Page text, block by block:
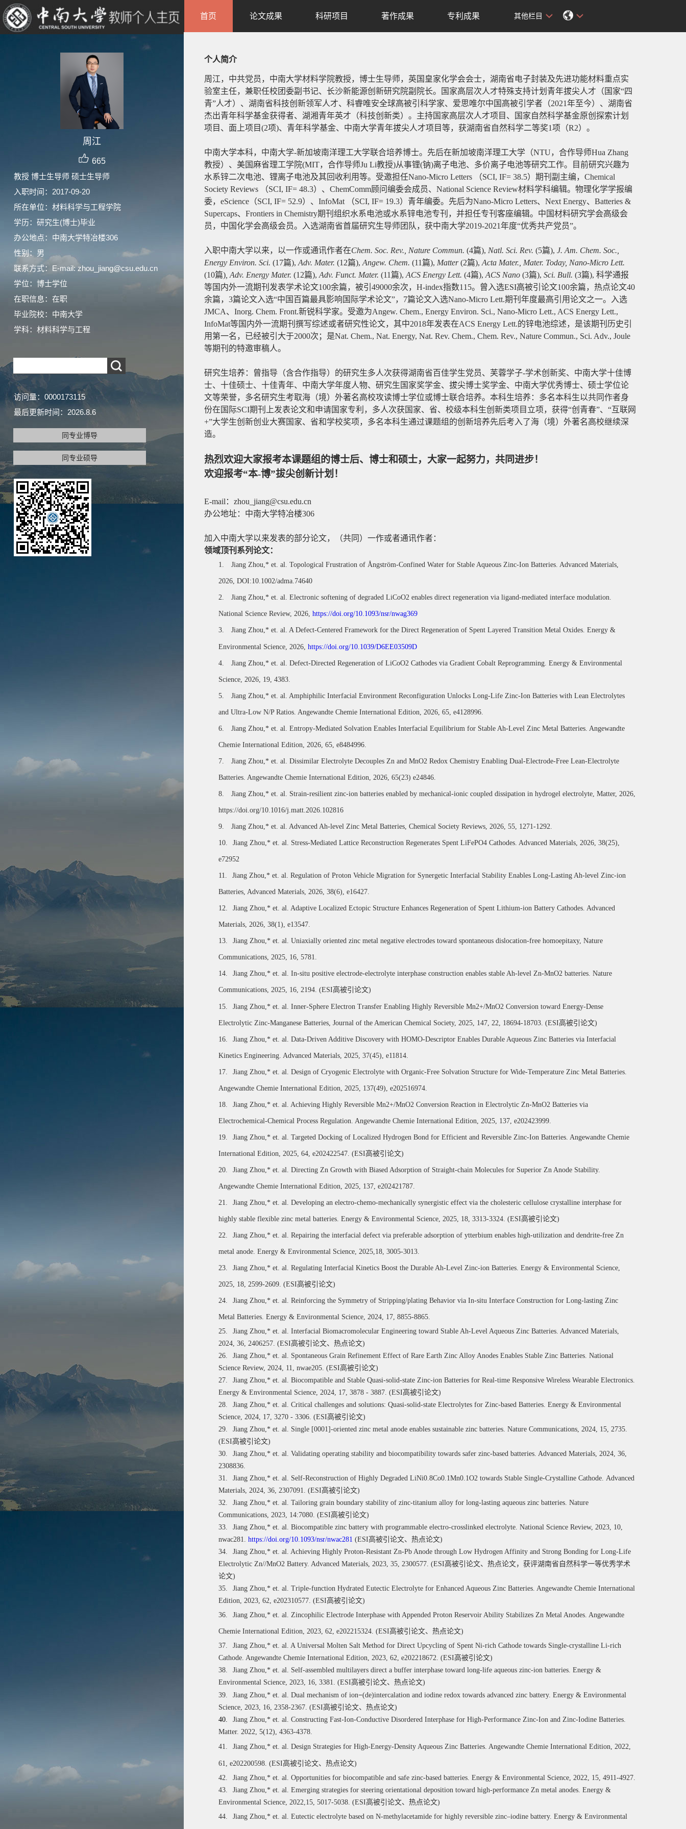
周江
665
教授 博士生导师 硕士生导师
入职时间：2017-09-20
所在单位：材料科学与工程学院
学历：研究生(博士)毕业
办公地点：中南大学特冶楼306
性别：男
联系方式：E-mail: zhou_jiang@csu.edu.cn
学位：博士学位
在职信息：在职
毕业院校：中南大学
学科：材料科学与工程
访问量： 0000173115
最后更新时间： 2026.8.6
同专业博导
同专业硕导
首页 论文成果 科研项目 著作成果 专利成果 其他栏目
个人简介
周江，中共党员，中南大学材料学院教授，博士生导师，英国皇家化学会会士，湖南省电子封装及先进功能材料重点实
验室主任，兼职任校团委副书记、长沙新能源创新研究院副院长。国家高层次人才特殊支持计划青年拔尖人才（国家“四
青”人才）、湖南省科技创新领军人才、科睿唯安全球高被引科学家、爱思唯尔中国高被引学者（2021年至今）、湖南省
杰出青年科学基金获得者、湖湘青年英才（科技创新类）。主持国家高层次人才项目、国家自然科学基金原创探索计划
项目、面上项目(2项)、青年科学基金、中南大学青年拔尖人才项目等，获湖南省自然科学二等奖1项（R2）。
中南大学本科，中南大学-新加坡南洋理工大学联合培养博士。先后在新加坡南洋理工大学（NTU，合作导师Hua Zhang
教授）、美国麻省理工学院(MIT，合作导师Ju Li教授)从事锂(钠)离子电池、多价离子电池等研究工作。目前研究兴趣为
水系锌二次电池、锂离子电池及其回收利用等。受邀担任Nano-Micro Letters （SCI, IF= 38.5）期刊副主编， Chemical
Society Reviews
（SCI, IF= 48.3）、 ChemComm顾问编委会成员、 National Science Review材料学科编辑。物理化学学报编
委， eScience （SCI, IF= 52.9）、 InfoMat （SCI, IF= 19.3）青年编委。先后为Nano-Micro Letters、 Next Energy、 Batteries &
Supercaps、 Frontiers in Chemistry期刊组织水系电池或水系锌电池专刊，并担任专刊客座编辑。中国材料研究学会高级会
员，中国化学会高级会员。入选湖南省首届研究生导师团队，获中南大学2019-2021年度“优秀共产党员”。
入职中南大学以来，以一作或通讯作者在Chem. Soc. Rev., Nature Commun. (4篇), Natl. Sci. Rev. (5篇), J. Am. Chem. Soc.,
Energy Environ. Sci. (17篇), Adv. Mater. (12篇), Angew. Chem. (11篇), Matter(2篇), Acta Mater., Mater. Today, Nano-Micro Lett.
(10篇) , Adv. Energy Mater. (12篇), Adv. Funct. Mater. (11篇), ACS Energy Lett. (4篇), ACS Nano (3篇), Sci. Bull. (3篇), 科学通报
等国内外一流期刊发表学术论文100余篇，被引 49000余次， H-index指数115。曾入选ESI高被引论文100余篇，热点论文40
余篇， 3篇论文入选“中国百篇最具影响国际学术论文”， 7篇论文入选Nano-Micro Lett.期刊年度最高引用论文之一。入选
JMCA、 Inorg. Chem. Front.新锐科学家。受邀为Angew. Chem., Energy Environ. Sci., Nano-Micro Lett., ACS Energy Lett.,
InfoMat等国内外一流期刊撰写综述或者研究性论文，其中2018年发表在ACS Energy Lett.的锌电池综述，是该期刊历史引
用第一名，已经被引大于2000次；是Nat. Chem., Nat. Energy, Nat. Rev. Chem., Chem. Rev., Nature Commun., Sci. Adv., Joule
等期刊的特邀审稿人。
研究生培养：曾指导（含合作指导）的研究生多人次获得湖南省百佳学生党员、芙蓉学子-学术创新奖、中南大学十佳博
士、十佳硕士、十佳青年、中南大学年度人物、研究生国家奖学金、拔尖博士奖学金、中南大学优秀博士、硕士学位论
文等荣誉，多名研究生考取海（境）外著名高校攻读博士学位或博士联合培养。本科生培养：多名本科生以共同作者身
份在国际SCI期刊上发表论文和申请国家专利，多人次获国家、省、校级本科生创新类项目立项，获得“创青春”、 “互联网
+”大学生创新创业大赛国家、省和学校奖项，多名本科生通过课题组的创新培养先后考入了海（境）外著名高校继续深
造。
热烈欢迎大家报考本课题组的博士后、博士和硕士，大家一起努力，共同进步！
欢迎报考“本-博”拔尖创新计划！
E-mail ： zhou_jiang@csu.edu.cn
办公地址：中南大学特冶楼306
加入中南大学以来发表的部分论文，（共同）一作或者通讯作者：
领域顶刊系列论文：
1. Jiang Zhou,* et. al. Topological Frustration of Ångström-Confined Water for Stable Aqueous Zinc-Ion Batteries. Advanced Materials,
2026, DOI:10.1002/adma.74640
2. Jiang Zhou,* et. al. Electronic softening of degraded LiCoO2 enables direct regeneration via ligand-mediated interface modulation.
National Science Review, 2026, https://doi.org/10.1093/nsr/nwag369
3. Jiang Zhou,* et. al. A Defect-Centered Framework for the Direct Regeneration of Spent Layered Transition Metal Oxides. Energy &
Environmental Science, 2026, https://doi.org/10.1039/D6EE03509D
4. Jiang Zhou,* et. al. Defect-Directed Regeneration of LiCoO2 Cathodes via Gradient Cobalt Reprogramming. Energy & Environmental
Science, 2026, 19, 4383.
5. Jiang Zhou,* et. al. Amphiphilic Interfacial Environment Reconfiguration Unlocks Long-Life Zinc-Ion Batteries with Lean Electrolytes
and Ultra-Low N/P Ratios. Angewandte Chemie International Edition, 2026, 65, e4128996.
6. Jiang Zhou,* et. al. Entropy-Mediated Solvation Enables Interfacial Equilibrium for Stable Ah-Level Zinc Metal Batteries. Angewandte
Chemie International Edition, 2026, 65, e8484996.
7. Jiang Zhou,* et. al. Dissimilar Electrolyte Decouples Zn and MnO2 Redox Chemistry Enabling Dual-Electrode-Free Lean-Electrolyte
Batteries. Angewandte Chemie International Edition, 2026, 65(23) e24846.
8. Jiang Zhou,* et. al. Strain-resilient zinc-ion batteries enabled by mechanical-ionic coupled dissipation in hydrogel electrolyte, Matter, 2026,
https://doi.org/10.1016/j.matt.2026.102816
9. Jiang Zhou,* et. al. Advanced Ah-level Zinc Metal Batteries, Chemical Society Reviews, 2026, 55, 1271-1292.
10. Jiang Zhou,* et. al. Stress-Mediated Lattice Reconstruction Regenerates Spent LiFePO4 Cathodes. Advanced Materials, 2026, 38(25),
e72952
11. Jiang Zhou,* et. al. Regulation of Proton Vehicle Migration for Synergetic Interfacial Stability Enables Long-Lasting Ah-level Zinc-ion
Batteries, Advanced Materials, 2026, 38(6), e16427.
12. Jiang Zhou,* et. al. Adaptive Localized Ectopic Structure Enhances Regeneration of Spent Lithium-ion Battery Cathodes. Advanced
Materials, 2026, 38(1), e13547.
13. Jiang Zhou,* et. al. Uniaxially oriented zinc metal negative electrodes toward spontaneous dislocation-free homoepitaxy, Nature
Communications, 2025, 16, 5781.
14. Jiang Zhou,* et. al. In-situ positive electrode-electrolyte interphase construction enables stable Ah-level Zn-MnO2 batteries. Nature
Communications, 2025, 16, 2194. (ESI高被引论文)
15. Jiang Zhou,* et. al. Inner-Sphere Electron Transfer Enabling Highly Reversible Mn2+/MnO2 Conversion toward Energy-Dense
Electrolytic Zinc-Manganese Batteries, Journal of the American Chemical Society, 2025, 147, 22, 18694-18703. (ESI高被引论文)
16. Jiang Zhou,* et. al. Data-Driven Additive Discovery with HOMO-Descriptor Enables Durable Aqueous Zinc Batteries via Interfacial
Kinetics Engineering. Advanced Materials, 2025, 37(45), e11814.
17. Jiang Zhou,* et. al. Design of Cryogenic Electrolyte with Organic-Free Solvation Structure for Wide-Temperature Zinc Metal Batteries.
Angewandte Chemie International Edition, 2025, 137(49), e202516974.
18. Jiang Zhou,* et. al. Achieving Highly Reversible Mn2+/MnO2 Conversion Reaction in Electrolytic Zn-MnO2 Batteries via
Electrochemical-Chemical Process Regulation. Angewandte Chemie International Edition, 2025, 137, e202423999.
19. Jiang Zhou,* et. al. Targeted Docking of Localized Hydrogen Bond for Efficient and Reversible Zinc-Ion Batteries. Angewandte Chemie
International Edition, 2025, 64, e202422547. (ESI高被引论文)
20. Jiang Zhou,* et. al. Directing Zn Growth with Biased Adsorption of Straight-chain Molecules for Superior Zn Anode Stability.
Angewandte Chemie International Edition, 2025, 137, e202421787.
21. Jiang Zhou,* et. al. Developing an electro-chemo-mechanically synergistic effect via the cholesteric cellulose crystalline interphase for
highly stable flexible zinc metal batteries. Energy & Environmental Science, 2025, 18, 3313-3324. (ESI高被引论文)
22. Jiang Zhou,* et. al. Repairing the interfacial defect via preferable adsorption of ytterbium enables high-utilization and dendrite-free Zn
metal anode. Energy & Environmental Science, 2025,18, 3005-3013.
23. Jiang Zhou,* et. al. Regulating Interfacial Kinetics Boost the Durable Ah-Level Zinc-ion Batteries. Energy & Environmental Science,
2025, 18, 2599-2609. (ESI高被引论文)
24. Jiang Zhou,* et. al. Reinforcing the Symmetry of Stripping/plating Behavior via In-situ Interface Construction for Long-lasting Zinc
Metal Batteries. Energy & Environmental Science, 2024, 17, 8855-8865.
25.
Jiang Zhou,* et. al. Interfacial Biomacromolecular Engineering toward Stable Ah-Level Aqueous Zinc Batteries. Advanced Materials,
2024, 36, 2406257. (ESI高被引论文、热点论文)
26.
Jiang Zhou,* et. al. Spontaneous Grain Refinement Effect of Rare Earth Zinc Alloy Anodes Enables Stable Zinc Batteries. National
Science Review, 2024, 11, nwae205. (ESI高被引论文)
27.
Jiang Zhou,* et. al. Biocompatible and Stable Quasi-solid-state Zinc-ion Batteries for Real-time Responsive Wireless Wearable Electronics.
Energy & Environmental Science, 2024, 17, 3878 - 3887. (ESI高被引论文)
28.
Jiang Zhou,* et. al. Critical challenges and solutions: Quasi-solid-state Electrolytes for Zinc-based Batteries. Energy & Environmental
Science, 2024, 17, 3270 - 3306. (ESI高被引论文)
29.
Jiang Zhou,* et. al. Single [0001]-oriented zinc metal anode enables sustainable zinc batteries. Nature Communications, 2024, 15, 2735.
(ESI高被引论文)
30.
Jiang Zhou,* et. al. Validating operating stability and biocompatibility towards safer zinc-based batteries. Advanced Materials, 2024, 36,
2308836.
31.
Jiang Zhou,* et. al. Self-Reconstruction of Highly Degraded LiNi0.8Co0.1Mn0.1O2 towards Stable Single-Crystalline Cathode. Advanced
Materials, 2024, 36, 2307091. (ESI高被引论文)
32.
Jiang Zhou,* et. al. Tailoring grain boundary stability of zinc-titanium alloy for long-lasting aqueous zinc batteries. Nature
Communications, 2023, 14:7080. (ESI高被引论文)
33.
Jiang Zhou,* et. al. Biocompatible zinc battery with programmable electro-crosslinked electrolyte. National Science Review, 2023, 10,
nwac281. https://doi.org/10.1093/nsr/nwac281 (ESI高被引论文、热点论文)
34.
Jiang Zhou,* et. al. Achieving Highly Proton-Resistant Zn-Pb Anode through Low Hydrogen Affinity and Strong Bonding for Long-Life
Electrolytic Zn//MnO2 Battery. Advanced Materials, 2023, 35, 2300577. (ESI高被引论文、热点论文，获评湖南省自然科学一等优秀学术
论文)
35.
Jiang Zhou,* et. al. Triple-function Hydrated Eutectic Electrolyte for Enhanced Aqueous Zinc Batteries. Angewandte Chemie International
Edition, 2023, 62, e202310577. (ESI高被引论文)
36.
Jiang Zhou,* et. al. Zincophilic Electrode Interphase with Appended Proton Reservoir Ability Stabilizes Zn Metal Anodes. Angewandte
Chemie International Edition, 2023, 62, e202215324. (ESI高被引论文、热点论文)
37.
Jiang Zhou,* et. al. A Universal Molten Salt Method for Direct Upcycling of Spent Ni-rich Cathode towards Single-crystalline Li-rich
Cathode. Angewandte Chemie International Edition, 2023, 62, e202218672. (ESI高被引论文)
38.
Jiang Zhou,* et. al. Self-assembled multilayers direct a buffer interphase toward long-life aqueous zinc-ion batteries. Energy &
Environmental Science, 2023, 16, 3381. (ESI高被引论文、热点论文)
39.
Jiang Zhou,* et. al. Dual mechanism of ion−(de)intercalation and iodine redox towards advanced zinc battery. Energy & Environmental
Science, 2023, 16, 2358-2367. (ESI高被引论文、热点论文)
40.
Jiang Zhou,* et. al. Constructing Fast-Ion-Conductive Disordered Interphase for High-Performance Zinc-Ion and Zinc-Iodine Batteries.
Matter. 2022, 5(12), 4363-4378.
41.
Jiang Zhou,* et. al. Design Strategies for High-Energy-Density Aqueous Zinc Batteries. Angewandte Chemie International Edition, 2022,
61, e202200598. (ESI高被引论文、热点论文)
42.
Jiang Zhou,* et. al. Opportunities for biocompatible and safe zinc-based batteries. Energy & Environmental Science, 2022, 15, 4911-4927.
43.
Jiang Zhou,* et. al. Emerging strategies for steering orientational deposition toward high-performance Zn metal anodes. Energy &
Environmental Science, 2022,15, 5017-5038. (ESI高被引论文、热点论文)
44.
Jiang Zhou,* et. al. Eutectic electrolyte based on N-methylacetamide for highly reversible zinc–iodine battery. Energy & Environmental